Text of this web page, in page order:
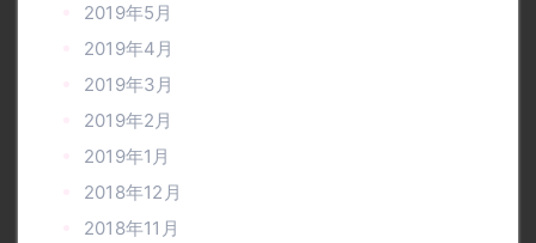
2019年5月
2019年4月
2019年3月
2019年2月
2019年1月
2018年12月
2018年11月